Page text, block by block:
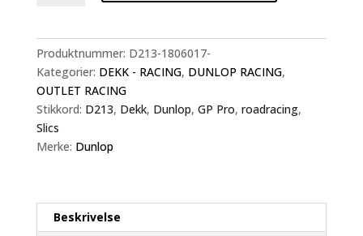
Produktnummer: D213-1806017-
Kategorier: DEKK - RACING, DUNLOP RACING,
OUTLET RACING
Stikkord: D213, Dekk, Dunlop, GP Pro, roadracing,
Slics
Merke: Dunlop
Beskrivelse